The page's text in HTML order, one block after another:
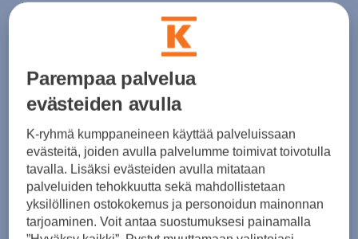
July 2026(6)
March 2026
February 2026(5)
January 2026(6)
November 2025(7)
October 2025
(8)
September 2025(5)
August 2025(6)
July 2025(7)
June 2025
(7)
May 2025(6)
Parempaa palvelua
evästeiden avulla
K-ryhmä kumppaneineen käyttää palveluissaan
evästeitä, joiden avulla palvelumme toimivat toivotulla
tavalla. Lisäksi evästeiden avulla mitataan
palveluiden tehokkuutta sekä mahdollistetaan
yksilöllinen ostokokemus ja personoidun mainonnan
tarjoaminen. Voit antaa suostumuksesi painamalla